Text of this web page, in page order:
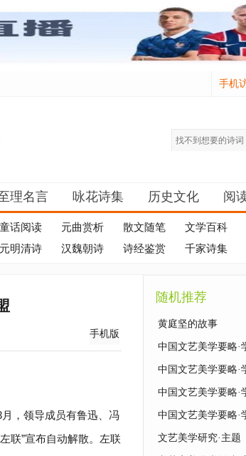
手机
理名言 咏花诗集 历史文化 阅
童话阅读 元曲赏析 散文随笔 文学百科
元明清诗 汉魏朝诗 诗经鉴赏 千家诗集
手机版
，领导成员有鲁迅、冯
联”宣布自动解散。左联
随机推荐
黄庭坚的故事
中国文艺美学要略·
中国文艺美学要略·
中国文艺美学要略·
中国文艺美学要略·
文艺美学研究·主题